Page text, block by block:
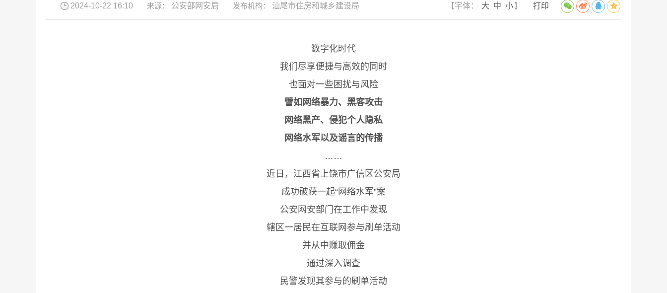
2024-10-22 16:10 来源： 公安部网安局 发布机构： 汕尾市住房和城乡建设局 【字体： 大 中 小 】 打印
数字化时代
我们尽享便捷与高效的同时
也面对一些困扰与风险
譬如网络暴力、黑客攻击
网络黑产、侵犯个人隐私
网络水军以及谣言的传播
……
近日，江西省上饶市广信区公安局
成功破获一起“网络水军”案
公安网安部门在工作中发现
辖区一居民在互联网参与刷单活动
并从中赚取佣金
通过深入调查
民警发现其参与的刷单活动